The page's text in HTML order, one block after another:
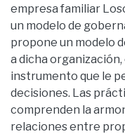
empresa familiar
un modelo de
propone un modelo
a dicha
instrumento que le
decisiones. Las
comprenden la
relaciones entre